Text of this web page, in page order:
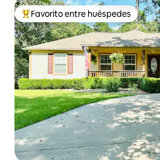
Favorito entre huéspedes preferido
Favorito entre huéspedes